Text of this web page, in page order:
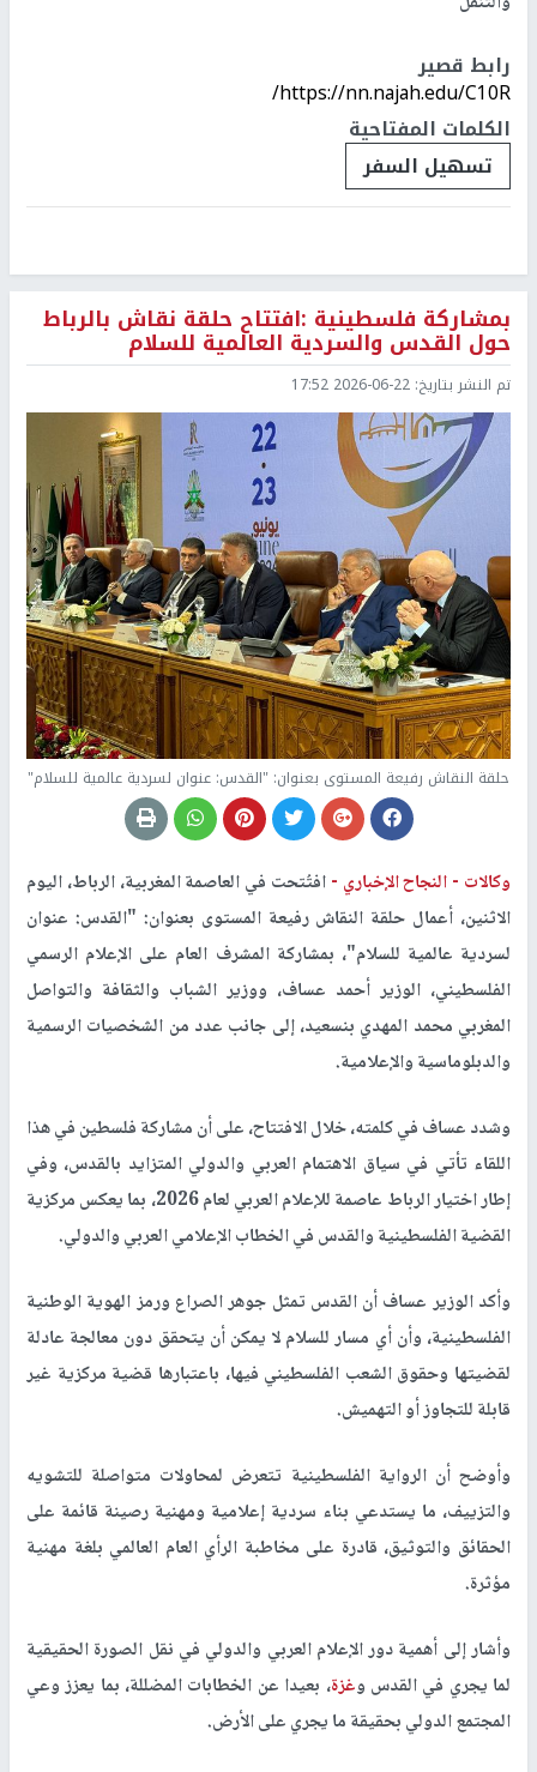
رابط قصير
https://nn.najah.edu/C10R/
الكلمات المفتاحية
تسهيل السفر
بمشاركة فلسطينية :افتتاح حلقة نقاش بالرباط
حول القدس والسردية العالمية للسلام
تم النشر بتاريخ: 2026-06-22 17:52
حلقة النقاش رفيعة المستوى بعنوان: "القدس: عنوان لسردية عالمية للسلام"
وكالات -النجاح الإخباري -افتُتحت في العاصمة المغربية، الرباط، اليوم
الاثنين، أعمال حلقة النقاش رفيعة المستوى بعنوان: "القدس: عنوان
لسردية عالمية للسلام"، بمشاركة المشرف العام على الإعلام الرسمي
الفلسطيني، الوزير أحمد عساف، ووزير الشباب والثقافة والتواصل
المغربي محمد المهدي بنسعيد، إلى جانب عدد من الشخصيات الرسمية
والدبلوماسية والإعلامية.
وشدد عساف في كلمته، خلال الافتتاح، على أن مشاركة فلسطين في هذا
اللقاء تأتي في سياق الاهتمام العربي والدولي المتزايد بالقدس، وفي
إطار اختيار الرباط عاصمة للإعلام العربي لعام 2026، بما يعكس مركزية
القضية الفلسطينية والقدس في الخطاب الإعلامي العربي والدولي.
وأكد الوزير عساف أن القدس تمثل جوهر الصراع ورمز الهوية الوطنية
الفلسطينية، وأن أي مسار للسلام لا يمكن أن يتحقق دون معالجة عادلة
لقضيتها وحقوق الشعب الفلسطيني فيها، باعتبارها قضية مركزية غير
قابلة للتجاوز أو التهميش.
وأوضح أن الرواية الفلسطينية تتعرض لمحاولات متواصلة للتشويه
والتزييف، ما يستدعي بناء سردية إعلامية ومهنية رصينة قائمة على
الحقائق والتوثيق، قادرة على مخاطبة الرأي العام العالمي بلغة مهنية
مؤثرة.
وأشار إلى أهمية دور الإعلام العربي والدولي في نقل الصورة الحقيقية
لما يجري في القدس وغزة، بعيدا عن الخطابات المضللة، بما يعزز وعي
المجتمع الدولي بحقيقة ما يجري على الأرض.